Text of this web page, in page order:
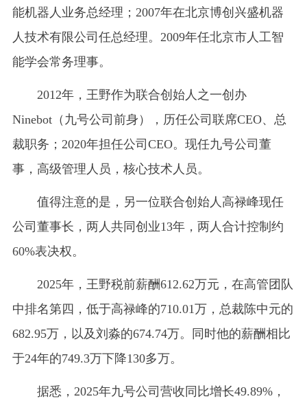
能机器人业务总经理；2007年在北京博创兴盛机器
人技术有限公司任总经理。2009年任北京市人工智
能学会常务理事。
2012年，王野作为联合创始人之一创办
Ninebot（九号公司前身），历任公司联席CEO、总
裁职务；2020年担任公司CEO。现任九号公司董
事，高级管理人员，核心技术人员。
值得注意的是，另一位联合创始人高禄峰现任
公司董事长，两人共同创业13年，两人合计控制约
60%表决权。
2025年，王野税前薪酬612.62万元，在高管团队
中排名第四，低于高禄峰的710.01万，总裁陈中元的
682.95万，以及刘淼的674.74万。同时他的薪酬相比
于24年的749.3万下降130多万。
据悉，2025年九号公司营收同比增长49.89%，